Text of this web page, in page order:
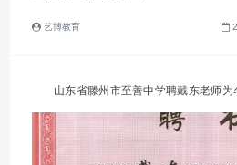
艺博教育
山东省滕州市至善中学聘戴东老师为